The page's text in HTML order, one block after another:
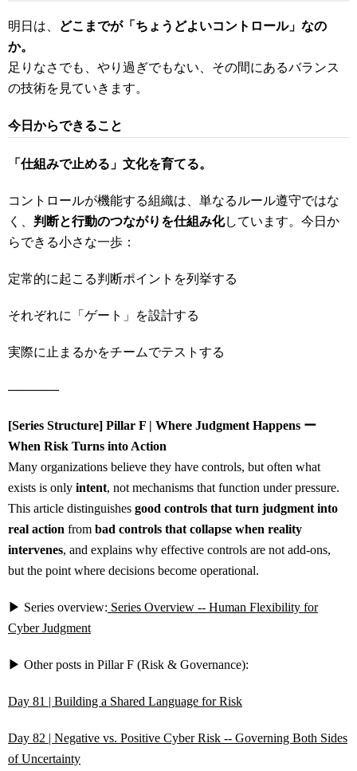
明日は、
どこまでが「ちょうどよいコントロール」なの
か。
足りなさでも、やり過ぎでもない、その間にあるバランス
の技術を見ていきます。
今日からできること
「仕組みで止める」文化を育てる。
コントロールが機能する組織は、単なるルール遵守ではな
く、 判断と行動のつながりを仕組み化しています。今日か
らできる小さな一歩：
定常的に起こる判断ポイントを列挙する
それぞれに「ゲート」を設計する
実際に止まるかをチームでテストする
――――
[Series Structure] Pillar F | Where Judgment Happens ー
When Risk Turns into Action
Many organizations believe they have controls, but often what
exists is only intent, not mechanisms that function under pressure.
This article distinguishes good controls that turn judgment into
real action from bad controls that collapse when reality
intervenes, and explains why effective controls are not add-ons,
but the point where decisions become operational.
▶ Series overview: Series Overview -- Human Flexibility for
Cyber Judgment
▶ Other posts in Pillar F (Risk & Governance):
Day 81 | Building a Shared Language for Risk
Day 82 | Negative vs. Positive Cyber Risk -- Governing Both Sides
of Uncertainty